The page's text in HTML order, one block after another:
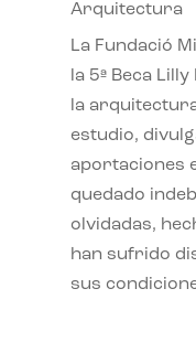
Arquitectura
La Fundació
la 5ª Beca
la
estudio,
aportaciones
quedado
olvidadas,
han sufrido
sus